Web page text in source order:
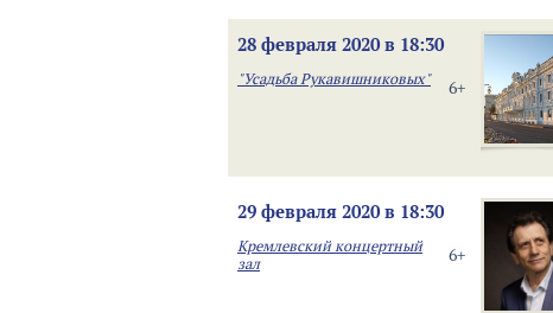
28 февраля 2020 в 18:30
6+
"Усадьба Рукавишниковых"
29 февраля 2020 в 18:30
6+
Кремлевский концертный
зал